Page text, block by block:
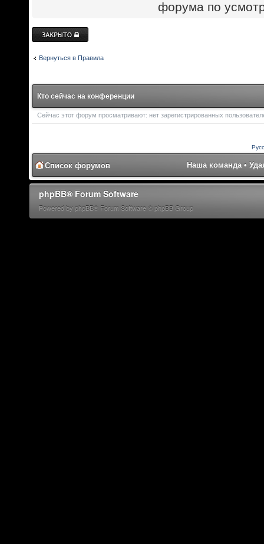
форума по
Закрыто
Вернуться в Правила
Кто сейчас на конференции
Сейчас этот форум просматривают: нет зарегистрированных
Список форумов Наша команда•
phpBB® Forum Software
Powered by phpBB® Forum Software © phpBB Group